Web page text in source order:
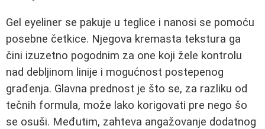
Gel eyeliner se pakuje u teglice i nanosi se pomoću
posebne četkice. Njegova kremasta tekstura ga
čini izuzetno pogodnim za one koji žele kontrolu
nad debljinom linije i mogućnost postepenog
građenja. Glavna prednost je što se, za razliku od
tečnih formula, može lako korigovati pre nego šo
se osuši. Međutim, zahteva angažovanje dodatnog